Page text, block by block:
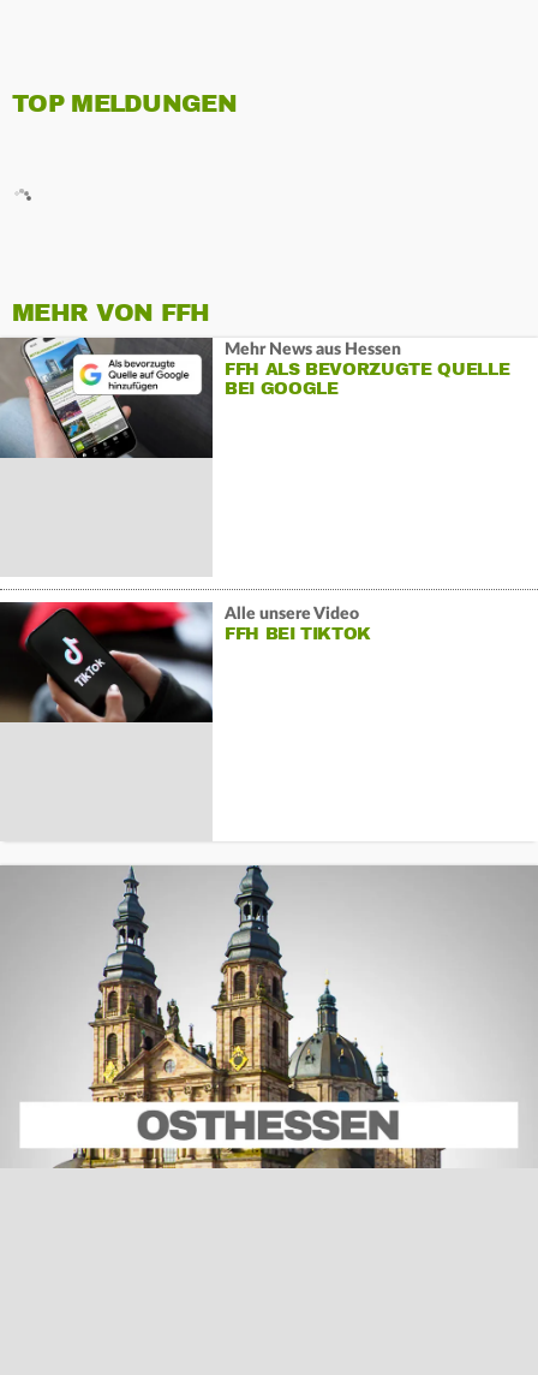
TOP MELDUNGEN
MEHR VON FFH
Mehr News aus Hessen
FFH ALS BEVORZUGTE QUELLE
BEI GOOGLE
Alle unsere Video
FFH BEI TIKTOK